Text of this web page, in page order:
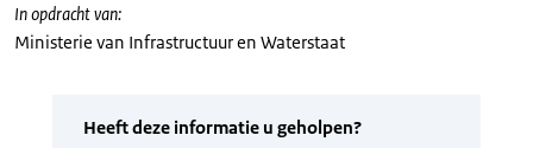
In opdracht van:
Ministerie van Infrastructuur en Waterstaat